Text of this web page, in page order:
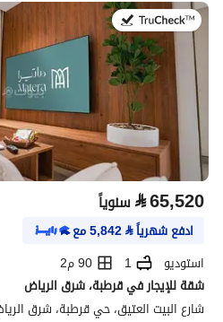
في:20 يوليو 2026
⃁65,520 سنوياً
ادفع شهرياً⃁
5,842مع
استوديو
1
90 م2
شقة للإيجار في قرطبة، شرق الرياض
شارع البيت العتيق، حي قرطبة، شرق